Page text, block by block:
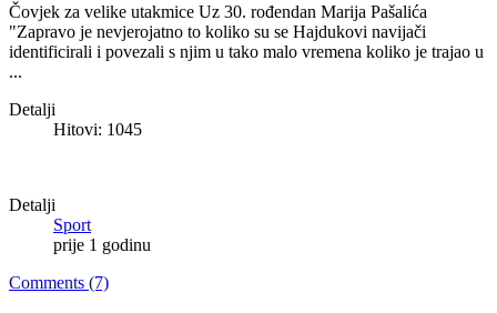
Čovjek za velike utakmice Uz 30. rođendan Marija Pašalića
"Zapravo je nevjerojatno to koliko su se Hajdukovi navijači
identificirali i povezali s njim u tako malo vremena koliko je trajao u
...
Detalji
Hitovi: 1045
Detalji
Sport
prije 1 godinu
Comments (7)